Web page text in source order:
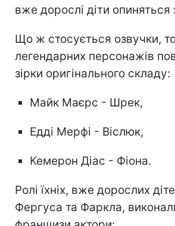
вже дорослі діти опиняться
Що ж стосується озвучки,
легендарних персонажів
зірки оригінального складу:
Майк Маєрс - Шрек,
Едді Мерфі - Віслюк,
Кемерон Діас - Фіона.
Ролі їхніх, вже дорослих
Фергуса та Фаркла,